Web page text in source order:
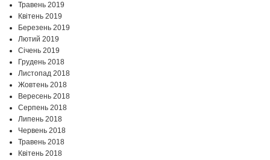
Травень 2019
Квітень 2019
Березень 2019
Лютий 2019
Січень 2019
Грудень 2018
Листопад 2018
Жовтень 2018
Вересень 2018
Серпень 2018
Липень 2018
Червень 2018
Травень 2018
Квітень 2018